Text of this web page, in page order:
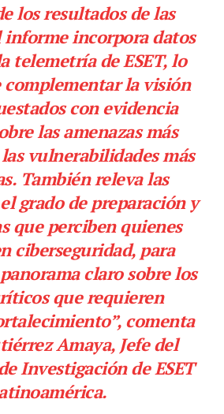
los resultados de las
informe incorpora datos
telemetría de ESET, lo
la visión
con evidencia
las amenazas más
vulnerabilidades más
También releva las
grado de preparación y
que perciben quienes
ciberseguridad, para
claro sobre los
que requieren
comenta
Amaya, Jefe del
Investigación de ESET